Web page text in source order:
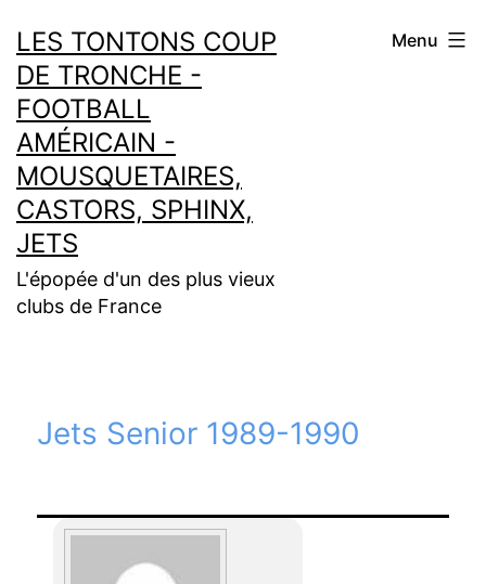
au
contenu
LES TONTONS COUP
DE TRONCHE -
FOOTBALL
AMÉRICAIN -
MOUSQUETAIRES,
CASTORS, SPHINX,
JETS
L'épopée d'un des plus vieux
clubs de France
Menu
Jets Senior 1989-1990